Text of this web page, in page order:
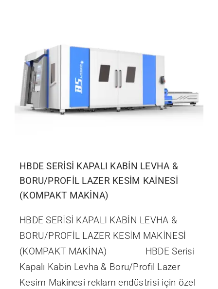
HBDE SERİSİ KAPALI KABİN LEVHA &
BORU/PROFİL LAZER KESİM KAİNESİ
(KOMPAKT MAKİNA)
HBDE SERİSİ KAPALI KABİN LEVHA &
BORU/PROFİL LAZER KESİM MAKİNESİ
(KOMPAKT MAKİNA) HBDE Serisi
Kapalı Kabin Levha & Boru/Profil Lazer
Kesim Makinesi reklam endüstrisi için özel